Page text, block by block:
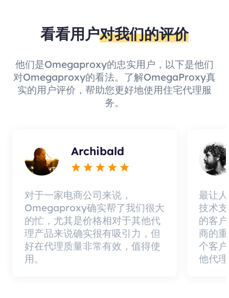
看看用户对我们的评价
他们是Omegaproxy的忠实用户，以下是他们
对Omegaproxy的看法。了解OmegaProxy真
实的用户评价，帮助您更好地使用住宅代理服
务。
Archibald
对于一家电商公司来说，
Omegaproxy确实帮了我们很大
的忙，尤其是价格相对于其他代
理产品来说确实很有吸引力，但
好在代理质量非常有效，值得使
用。
最让
技术
的客
商的
个客
他代